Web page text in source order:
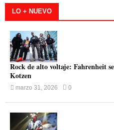
LO + NUEVO
Rock de alto voltaje: Fahrenheit
Kotzen
marzo 31, 2026 0